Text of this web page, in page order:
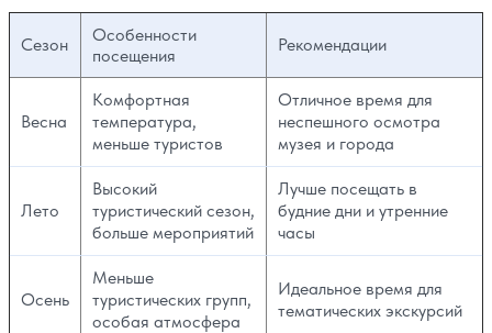
Сезон
Особенности
посещения
Рекомендации
Весна
Комфортная
температура,
меньше туристов
Отличное время для
неспешного осмотра
музея и города
Лето
Высокий
туристический сезон,
больше мероприятий
Лучше посещать в
будние дни и утренние
часы
Осень
Меньше
туристических групп,
особая атмосфера
Идеальное время для
тематических экскурсий